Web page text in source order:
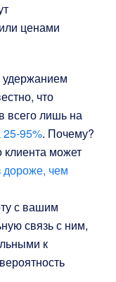
ценами
что
всего лишь на
25-95%. Почему?
клиента может
дороже, чем
с вашим
связь с ним,
к